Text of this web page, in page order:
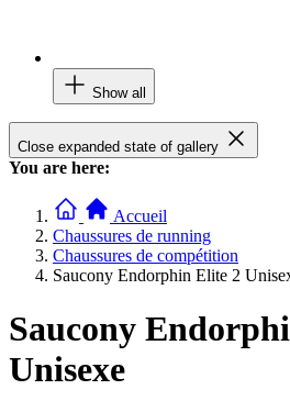
Show all
Close expanded state of gallery
You are here:
Accueil
Chaussures de running
Chaussures de compétition
Saucony Endorphin Elite 2
Saucony
Unisexe